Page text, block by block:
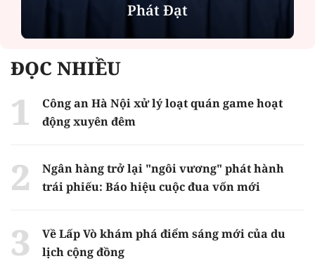
Phát Đạt
ĐỌC NHIỀU
Công an Hà Nội xử lý loạt quán game hoạt
động xuyên đêm
Ngân hàng trở lại "ngôi vương" phát hành
trái phiếu: Báo hiệu cuộc đua vốn mới
Về Lấp Vò khám phá điểm sáng mới của du
lịch cộng đồng